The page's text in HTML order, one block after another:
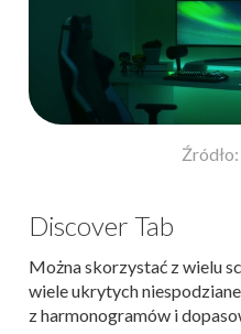
Discover Tab
Można skorzystać z wielu
wiele ukrytych
z harmonogramów i